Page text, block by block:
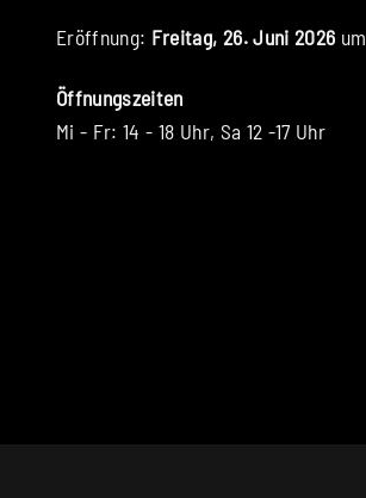
Eröffnung: Freitag, 26. Juni 2026 um
Öffnungszeiten
Mi - Fr: 14 - 18 Uhr, Sa 12 -17 Uhr